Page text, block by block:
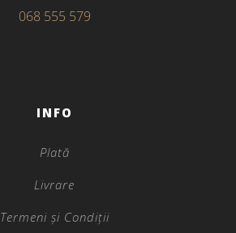
068 555 579
INFO
Plată
Livrare
Termeni și Condiții